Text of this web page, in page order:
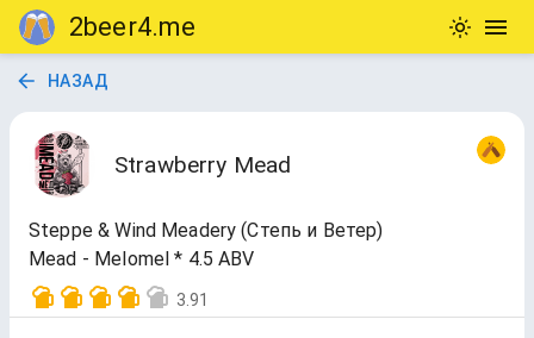
2beer4.me
НАЗАД
Strawberry Mead
Steppe & Wind Meadery (Степь и Ветер)
Mead - Melomel * 4.5 ABV
3.91